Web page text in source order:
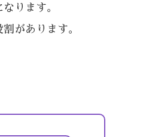
ります。
があります。